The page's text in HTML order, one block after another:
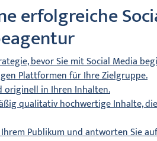
erfolgreiche
bevor Sie mit Social Media
Plattformen für Ihre Zielgruppe.
originell in Ihren Inhalten.
qualitativ hochwertige Inhalte,
Publikum und antworten Sie